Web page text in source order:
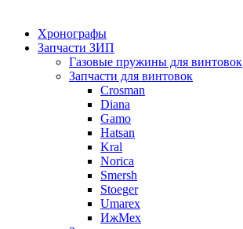
Хронографы
Запчасти ЗИП
Газовые пружины для винтовок
Запчасти для винтовок
Crosman
Diana
Gamo
Hatsan
Kral
Norica
Smersh
Stoeger
Umarex
ИжМех